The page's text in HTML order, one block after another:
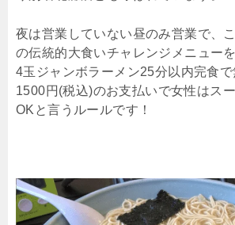
夜は営業していない昼のみ営業で、
の伝統的大食いチャレンジメニューを
4玉ジャンボラーメン25分以内完食
1500円(税込)のお支払いで女性はス
OKと言うルールです！